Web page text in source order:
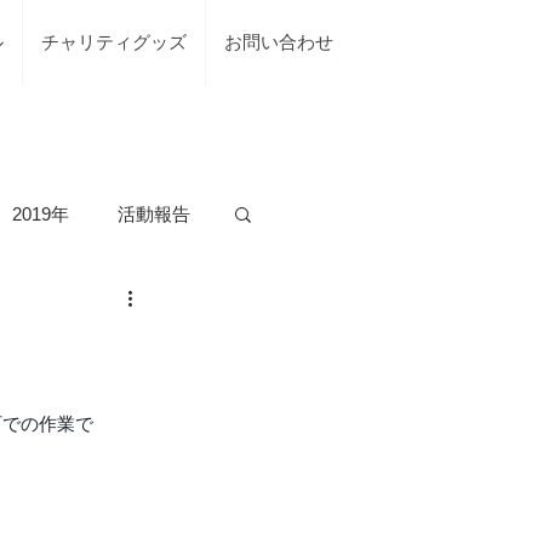
チャリティグッズ お問い合わせ
2019年 活動報告
の作業で